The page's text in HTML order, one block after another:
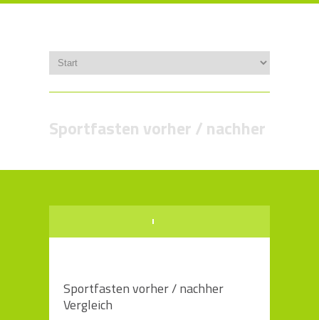
Sportfasten vorher / nachher
Sportfasten vorher / nachher
Vergleich